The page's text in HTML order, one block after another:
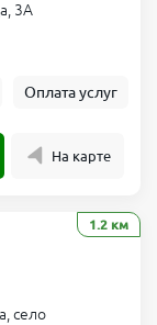
3А
Оплата услуг
На карте
1.2 км
село